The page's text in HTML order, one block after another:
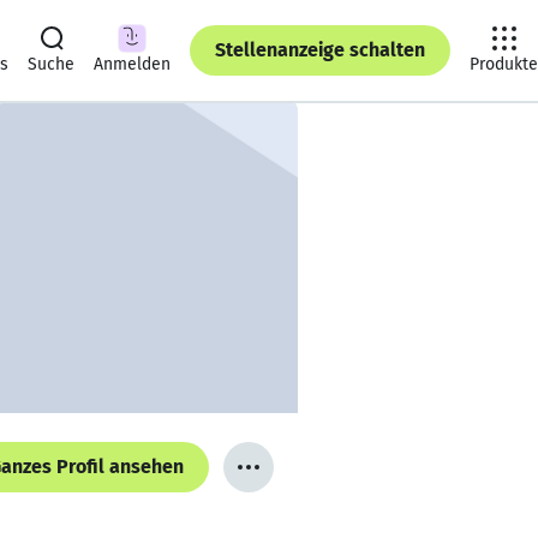
Suche Anmelden
Stellenanzeige schalten
Produkte
Profil ansehen